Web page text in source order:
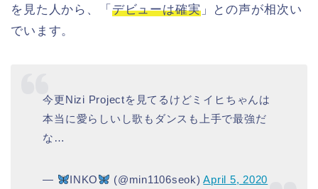
を見た人から、「 デビューは確実」との声が相次い
でいます。
今更Nizi Projectを見てるけどミイヒちゃんは
本当に愛らしいし歌もダンスも上手で最強だ
な…
— INKO (@min1106seok)April 5, 2020